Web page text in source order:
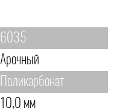
6035
Арочный
Поликарбонат
10,0 мм